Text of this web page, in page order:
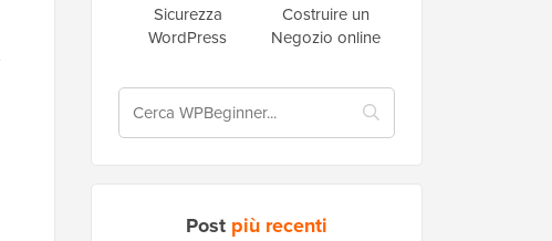
Sicurezza
WordPress
Costruire un
Negozio online
Post più recenti